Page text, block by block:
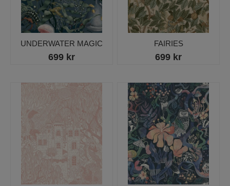
UNDERWATER MAGIC
699 kr
FAIRIES
699 kr